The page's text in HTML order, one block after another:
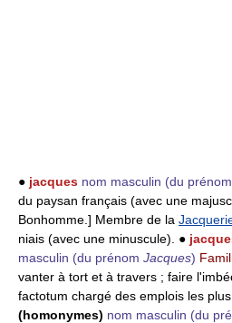
● jacques nom masculin (du prénom
du paysan français (avec une
Bonhomme.] Membre de la
niais (avec une minuscule). ●
masculin (du prénom Jacques)
vanter à tort et à travers ; faire
factotum chargé des emplois les
(homonymes) nom masculin (du